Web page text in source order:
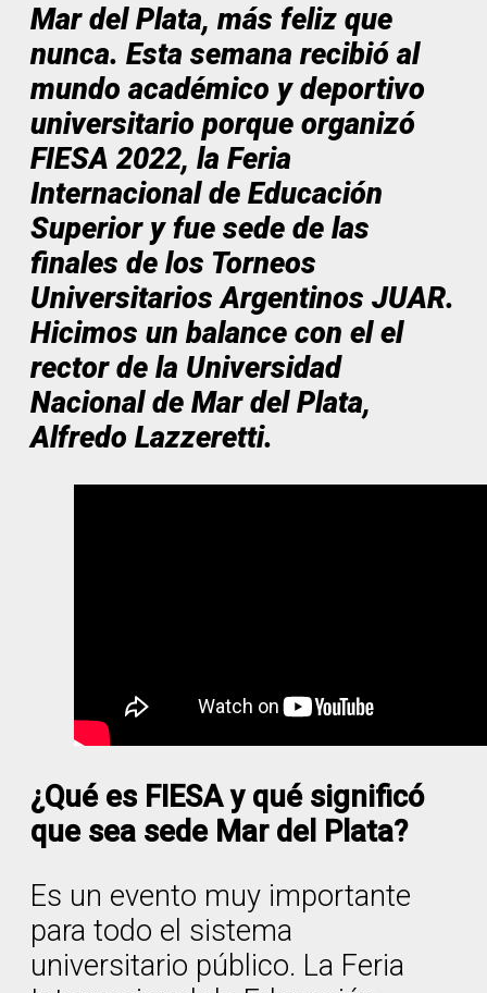
Mar del Plata, más feliz que
nunca. Esta semana recibió al
mundo académico y deportivo
universitario porque organizó
FIESA 2022, la Feria
Internacional de Educación
Superior y fue sede de las
finales de los Torneos
Universitarios Argentinos JUAR.
Hicimos un balance con el el
rector de la Universidad
Nacional de Mar del Plata,
Alfredo Lazzeretti.
¿Qué es FIESA y qué significó
que sea sede Mar del Plata?
Es un evento muy importante
para todo el sistema
universitario público. La Feria